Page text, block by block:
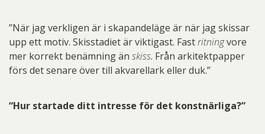
”När jag verkligen är i skapandeläge är när jag skissar
upp ett motiv. Skisstadiet är viktigast. Fastritningvore
mer korrekt benämning än skiss. Från arkitektpapper
förs det senare över till akvarellark eller duk.”
“Hur startade ditt intresse för det konstnärliga?”